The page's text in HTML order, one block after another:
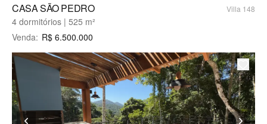
CASA SÃO PEDRO Villa 148
4 dormitórios | 525 m²
Venda: R$ 6.500.000